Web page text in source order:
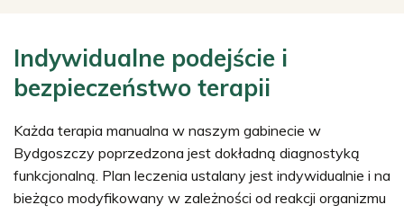
Indywidualne podejście i
bezpieczeństwo terapii
Każda terapia manualna w naszym gabinecie w
Bydgoszczy poprzedzona jest dokładną diagnostyką
funkcjonalną. Plan leczenia ustalany jest indywidualnie i na
bieżąco modyfikowany w zależności od reakcji organizmu